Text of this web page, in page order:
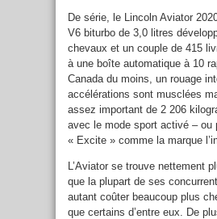
De série, le Lincoln Aviator
V6 biturbo de 3,0 litres
chevaux et un couple de 415
à une boîte automatique à 10
Canada du moins, un rouage
accélérations sont musclées
assez important de 2 206
avec le mode sport activé – ou
« Excite » comme la marque
L’Aviator se trouve nettement
que la plupart de ses
autant coûter beaucoup plus
que certains d’entre eux. De